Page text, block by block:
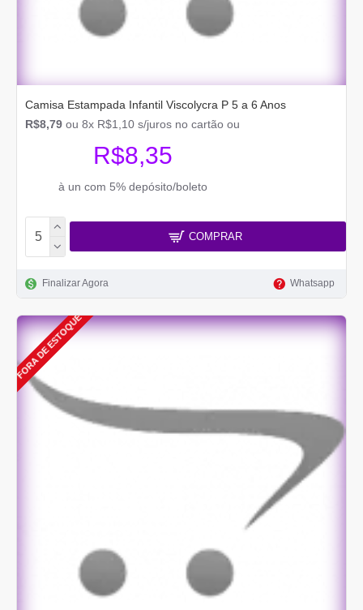
Camisa Estampada Infantil Viscolycra P 5 a 6 Anos
R$8,79 ou 8x R$1,10 s/juros no cartão ou
R$8,35
à un com 5% depósito/boleto
COMPRAR
Finalizar Agora Whatsapp
FORA DE ESTOQUE